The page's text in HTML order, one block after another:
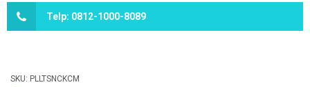
Telp: 0812-1000-8089
SKU: PLLTSNCKCM